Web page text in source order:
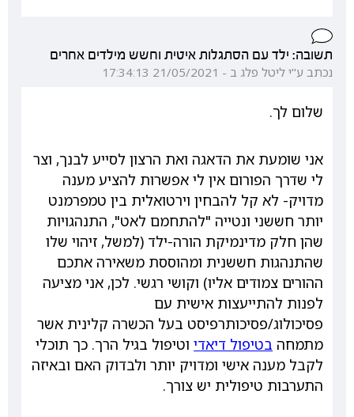
תשובה: ילד עם הסתגלות איטית וחשש מילדים אחרים
נכתב ע"י ליטל פלג ב - 21/05/2021 17:34:13
שלום לך.
אני שומעת את הדאגה ואת הרצון לסייע לבנך, וצר
לי שדרך הפורום אין לי אפשרות להציע מענה
מדויק- לא קל להבחין וירטואלית בין טמפרמנט
יותר חששני ונטייה "להתחמם לאט", התנהגויות
שהן חלק מדינמיקת הורה-ילד (למשל, זיהוי שלו
שהתנהגות חששנית ומהוססת משאירה אתכם
ההורים צמודים אליו) וקושי רגשי. לכן, אני מציעה
לפנות להתייעצות אישית עם
פסיכולוג/פסיכותרפיסט בעל הכשרה קלינית אשר
מתמחה בטיפול דיאדיוטיפול בגיל הרך. כך תוכלי
לקבל מענה אישי ומדויק יותר ולבדוק האם ובאיזה
התערבות טיפולית יש צורך.